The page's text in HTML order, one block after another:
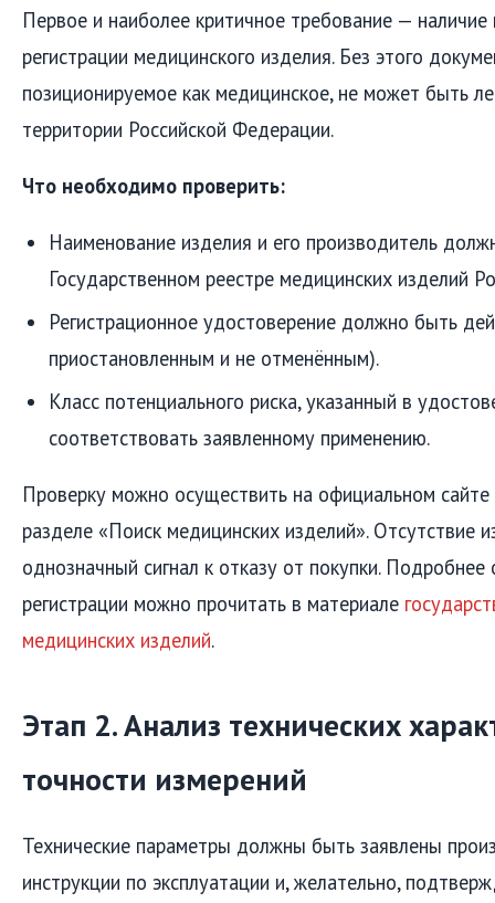
Первое и наиболее критичное требование — наличие
регистрации медицинского изделия. Без этого
позиционируемое как медицинское, не может быть
территории Российской Федерации.
Что необходимо проверить:
Наименование изделия и его производитель
Государственном реестре медицинских изделий
Регистрационное удостоверение должно быть
приостановленным и не отменённым).
Класс потенциального риска, указанный в
соответствовать заявленному применению.
Проверку можно осуществить на официальном
разделе «Поиск медицинских изделий». Отсутствие
однозначный сигнал к отказу от покупки.
регистрации можно прочитать в материале
медицинских изделий.
Этап 2. Анализ технических
точности измерений
Технические параметры должны быть заявлены
инструкции по эксплуатации и, желательно,